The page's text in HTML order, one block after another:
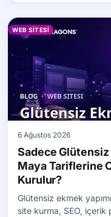
WEB SITESI
6 Ağustos 2026
Sadece Glütensiz
Maya Tariflerine
Kurulur?
Glütensiz ekmek
site kurma, SEO, içerik